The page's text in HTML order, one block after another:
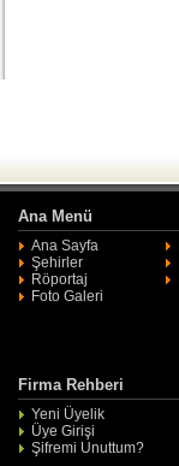
Ana Menü
Ana Sayfa
Şehirler
Röportaj
Foto Galeri
Firma Rehberi
Yeni Üyelik
Üye Girişi
Şifremi Unuttum?